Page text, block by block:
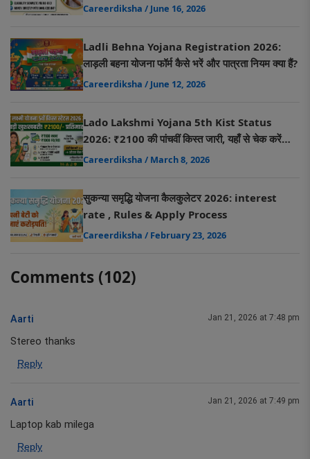
Careerdiksha / June 16, 2026
Ladli Behna Yojana Registration 2026:
लाड़ली बहना योजना फॉर्म कैसे भरें और पात्रता नियम क्या हैं?
Careerdiksha / June 12, 2026
Lado Lakshmi Yojana 5th Kist Status
2026: ₹2100 की पांचवीं किस्त जारी, यहाँ से चेक करें
अपना स्टेटस
Careerdiksha / March 8, 2026
सुकन्या समृद्धि योजना कैलकुलेटर 2026: interest
rate , Rules & Apply Process
Careerdiksha / February 23, 2026
Comments (102)
Aarti Jan 21, 2026 at 7:48 pm
Stereo thanks
Reply
Aarti Jan 21, 2026 at 7:49 pm
Laptop kab milega
Reply